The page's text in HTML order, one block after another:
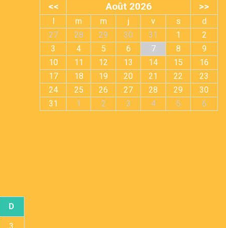
D
<< Août 2026 >>
l m m j v s
d
27
28 29 30 31 1
2
3
4 5 6 7 8
9
10
11 12 13 14 15
16
17
18 19 20 21 22
23
24
25 26 27 28 29
30
31
1 2 3 4 5 6